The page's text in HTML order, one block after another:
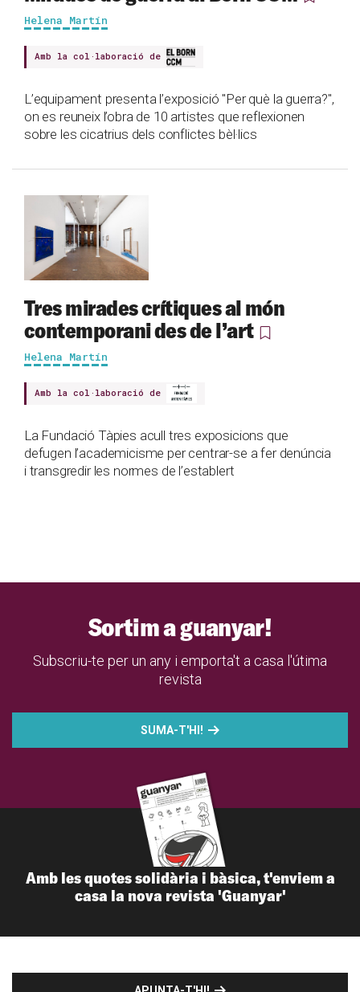
Helena Martín
Amb la col·laboració de
L’equipament presenta l’exposició "Per què la guerra?",
on es reuneix l’obra de 10 artistes que reflexionen
sobre les cicatrius dels conflictes bèl·lics
Tres mirades crítiques al món
contemporani des de l’art
Helena Martín
Amb la col·laboració de
La Fundació Tàpies acull tres exposicions que
defugen l’academicisme per centrar-se a fer denúncia
i transgredir les normes de l’establert
Sortim a guanyar!
Subscriu-te per un any i emporta't a casa l'útima
revista
SUMA-T'HI!
Amb les quotes solidària i bàsica, t'enviem a
casa la nova revista 'Guanyar'